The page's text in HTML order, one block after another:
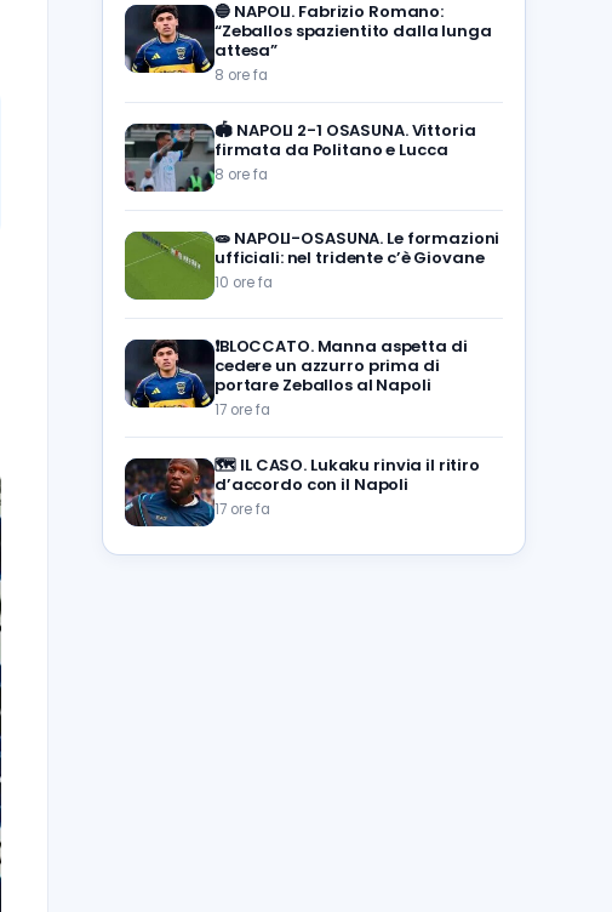
🔵 NAPOLI. Fabrizio Romano:
“Zeballos spazientito dalla lunga
attesa”
8 ore fa
🏟️ NAPOLI 2-1 OSASUNA. Vittoria
firmata da Politano e Lucca
8 ore fa
🧫 NAPOLI-OSASUNA. Le formazioni
ufficiali: nel tridente c’è Giovane
10 ore fa
❗️BLOCCATO. Manna aspetta di
cedere un azzurro prima di
portare Zeballos al Napoli
17 ore fa
🗺️ IL CASO. Lukaku rinvia il ritiro
d’accordo con il Napoli
17 ore fa